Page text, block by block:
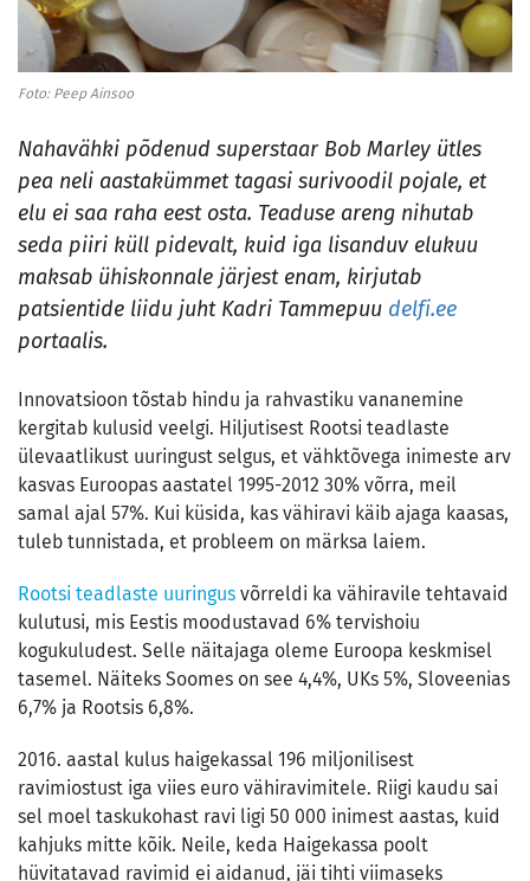
Foto: Peep Ainsoo
Nahavähki põdenud superstaar Bob Marley ütles
pea neli aastakümmet tagasi surivoodil pojale, et
elu ei saa raha eest osta. Teaduse areng nihutab
seda piiri küll pidevalt, kuid iga lisanduv elukuu
maksab ühiskonnale järjest enam, kirjutab
patsientide liidu juht Kadri Tammepuu delfi.ee
portaalis.
Innovatsioon tõstab hindu ja rahvastiku vananemine
kergitab kulusid veelgi. Hiljutisest Rootsi teadlaste
ülevaatlikust uuringust selgus, et vähktõvega inimeste arv
kasvas Euroopas aastatel 1995-2012 30% võrra, meil
samal ajal 57%. Kui küsida, kas vähiravi käib ajaga kaasas,
tuleb tunnistada, et probleem on märksa laiem.
Rootsi teadlaste uuringusvõrreldi ka vähiravile tehtavaid
kulutusi, mis Eestis moodustavad 6% tervishoiu
kogukuludest. Selle näitajaga oleme Euroopa keskmisel
tasemel. Näiteks Soomes on see 4,4%, UKs 5%, Sloveenias
6,7% ja Rootsis 6,8%.
2016. aastal kulus haigekassal 196 miljonilisest
ravimiostust iga viies euro vähiravimitele. Riigi kaudu sai
sel moel taskukohast ravi ligi 50 000 inimest aastas, kuid
kahjuks mitte kõik. Neile, keda Haigekassa poolt
hüvitatavad ravimid ei aidanud, jäi tihti viimaseks